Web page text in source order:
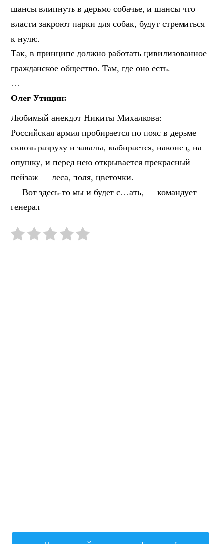
шансы влипнуть в дерьмо собачье, и шансы что
власти закроют парки для собак, будут стремиться
к нулю.
Так, в принципе должно работать цивилизованное
гражданское общество. Там, где оно есть.
…
Олег Утицин:
Любимый анекдот Никиты Михалкова:
Российская армия пробирается по пояс в дерьме
сквозь разруху и завалы, выбирается, наконец, на
опушку, и перед нею открывается прекрасный
пейзаж — леса, поля, цветочки.
— Вот здесь-то мы и будет с…ать, — командует
генерал